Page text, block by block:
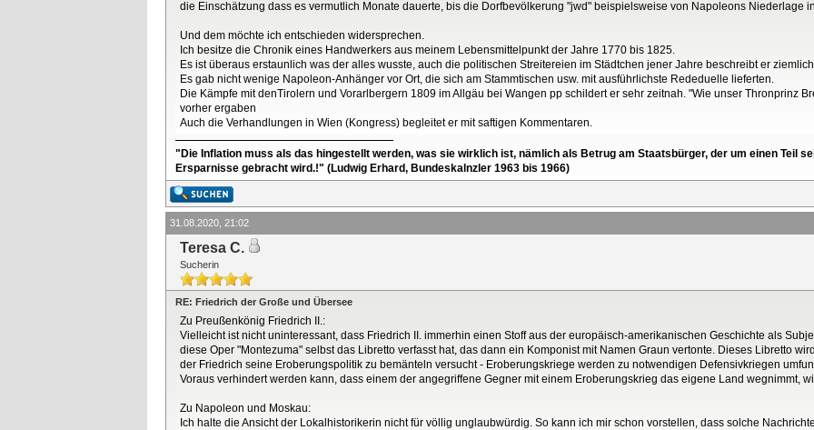
die Einschätzung dass es vermutlich Monate dauerte, bis die Dorfbevölkerung "jwd" beispielsweise von Napoleons Niederlage
Und dem möchte ich entschieden widersprechen.
Ich besitze die Chronik eines Handwerkers aus meinem Lebensmittelpunkt der Jahre 1770 bis 1825.
Es ist überaus erstaunlich was der alles wusste, auch die politischen Streitereien im Städtchen jener Jahre beschreibt er
Es gab nicht wenige Napoleon-Anhänger vor Ort, die sich am Stammtischen usw. mit ausführlichste Rededuelle lieferten.
Die Kämpfe mit denTirolern und Vorarlbergern 1809 im Allgäu bei Wangen pp schildert er sehr zeitnah. "Wie unser Thronprinz
vorher ergaben
Auch die Verhandlungen in Wien (Kongress) begleitet er mit saftigen Kommentaren.
"Die Inflation muss als das hingestellt werden, was sie wirklich ist, nämlich als Betrug am Staatsbürger, der um einen Teil
Ersparnisse gebracht wird.!" (Ludwig Erhard, Bundeskalnzler 1963 bis 1966)
31.08.2020, 21:02
Teresa C.
Sucherin
RE: Friedrich der Große und Übersee
Zu Preußenkönig Friedrich II.:
Vielleicht ist nicht uninteressant, dass Friedrich II. immerhin einen Stoff aus der europäisch-amerikanischen Geschichte als
diese Oper "Montezuma" selbst das Libretto verfasst hat, das dann ein Komponist mit Namen Graun vertonte. Dieses Libretto
der Friedrich seine Eroberungspolitik zu bemänteln versucht - Eroberungskriege werden zu notwendigen Defensivkriegen
Voraus verhindert werden kann, dass einem der angegriffene Gegner mit einem Eroberungskrieg das eigene Land wegnimmt,
Zu Napoleon und Moskau:
Ich halte die Ansicht der Lokalhistorikerin nicht für völlig unglaubwürdig. So kann ich mir schon vorstellen, dass solche